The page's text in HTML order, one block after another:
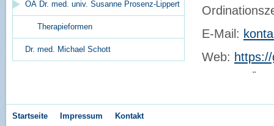
E-Mail:
Web:
OÄ Dr. med. univ. Susanne Prosenz-Lippert
Therapieformen
Dr. med. Michael Schott
Startseite Impressum Kontakt